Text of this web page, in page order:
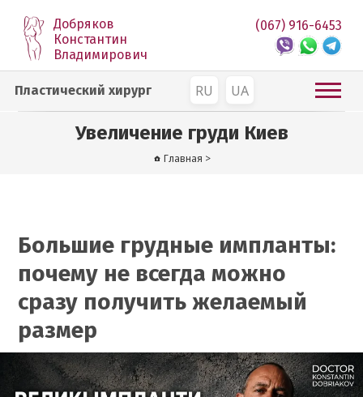
Добряков
Константин
Владимирович
RU UA
(067) 916-6453
Пластический хирург
Увеличение груди Киев
Главная >
Большие грудные импланты:
почему не всегда можно
сразу получить желаемый
размер